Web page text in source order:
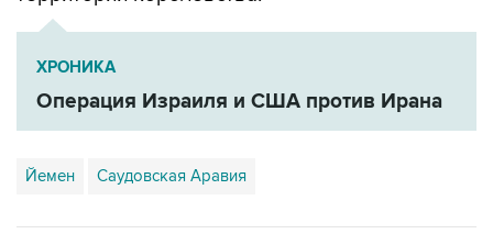
ХРОНИКА
Операция Израиля и США против Ирана
Йемен Саудовская Аравия